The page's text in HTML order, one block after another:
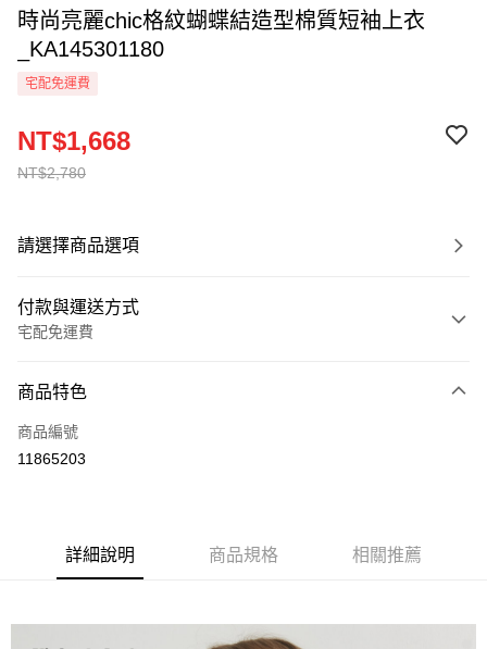
時尚亮麗chic格紋蝴蝶結造型棉質短袖上衣
_KA145301180
宅配免運費
NT$2,780
NT$1,668
請選擇商品選項
付款與運送方式
宅配免運費
信用卡一次付款
LINE Pay
商品特色
商品編號
11865203
詳細說明 商品規格 相關推薦